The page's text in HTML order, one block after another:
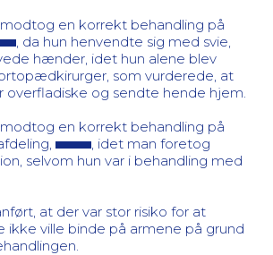
en korrekt behandling på
, da hun henvendte sig med svie,
hænder, idet hun alene blev
som vurderede, at
overfladiske og sendte hende hjem.
en korrekt behandling på
, idet man foretog
selvom hun var i behandling med
at der var stor risiko for at
ikke ville binde på armene på grund